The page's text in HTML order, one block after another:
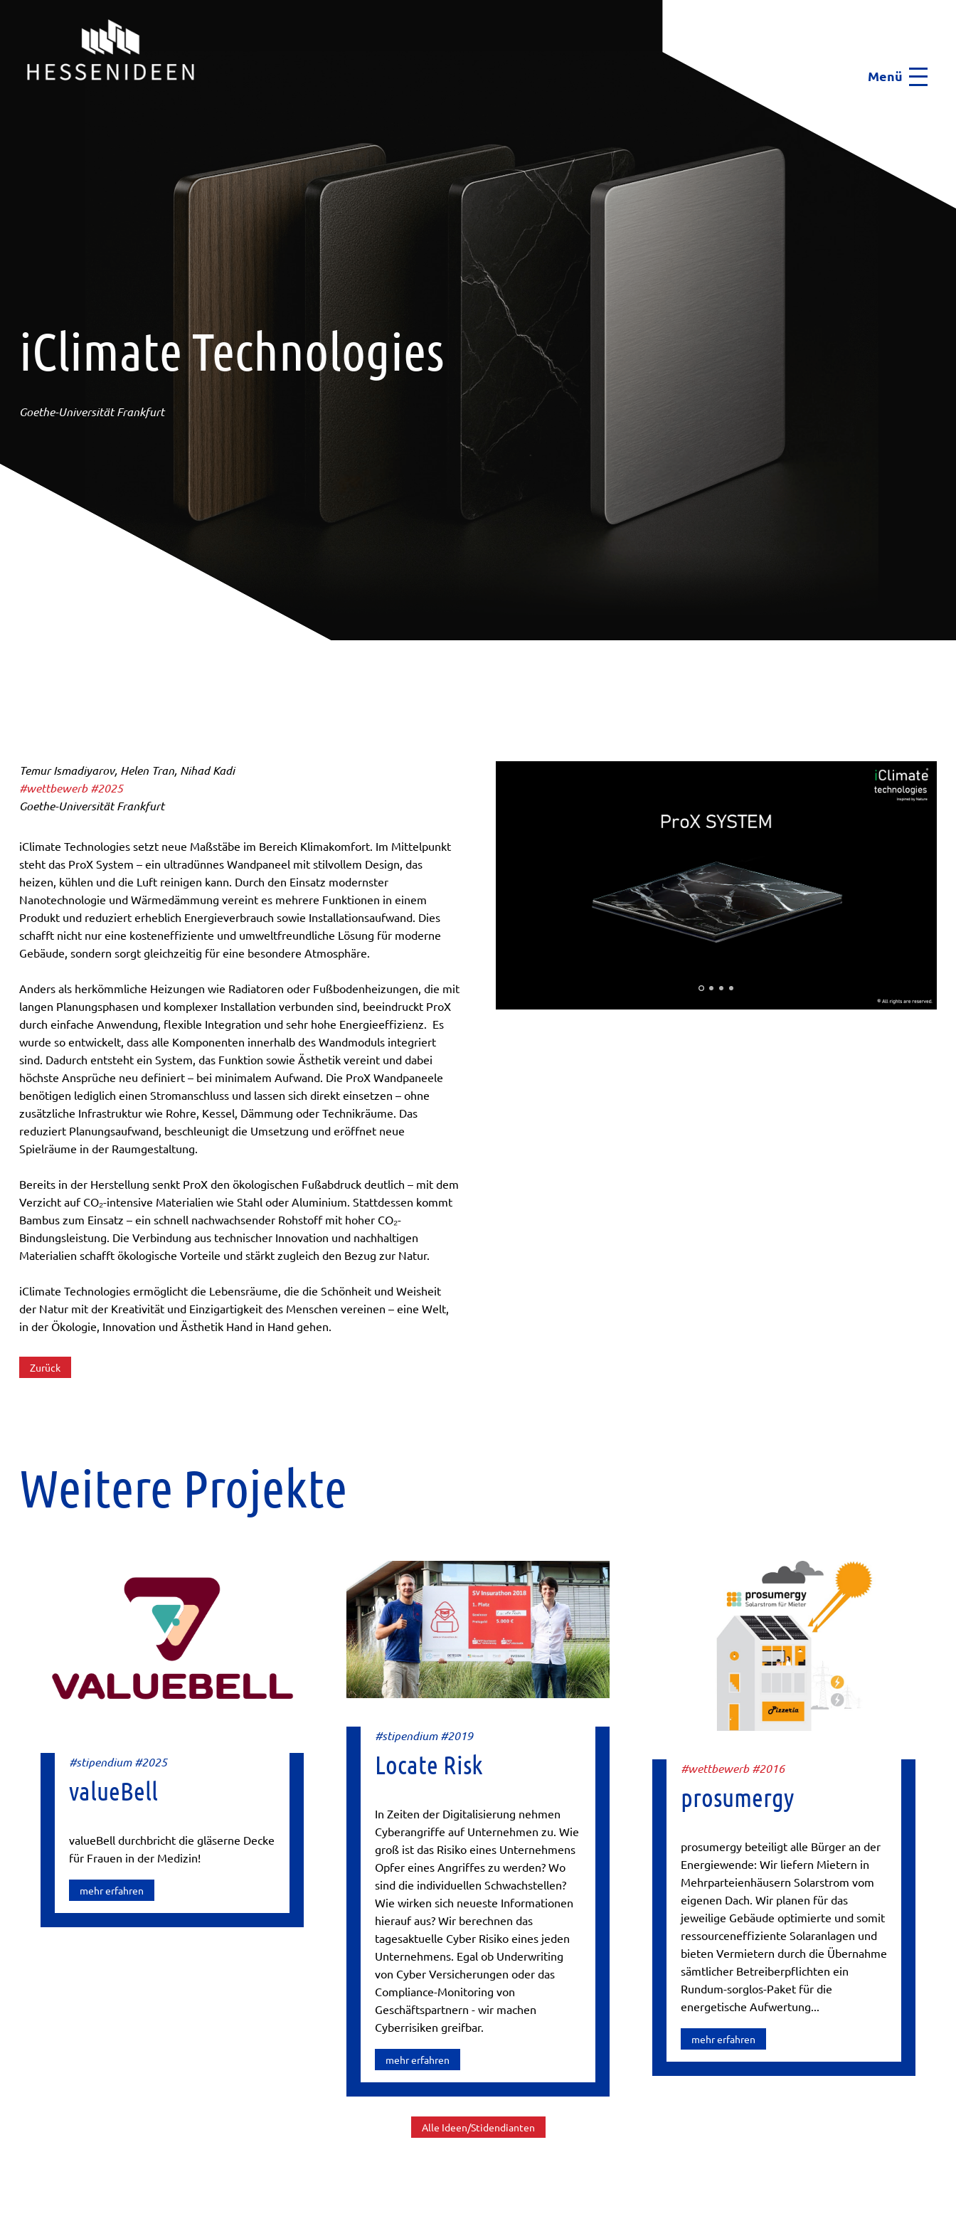
Menü Menu
iClimate Technologies
Goethe-Universität Frankfurt
Temur Ismadiyarov, Helen Tran, Nihad Kadi
#wettbewerb #2025
Goethe-Universität Frankfurt
iClimate Technologies setzt neue Maßstäbe im Bereich Klimakomfort. Im Mittelpunkt
steht das ProX System – ein ultradünnes Wandpaneel mit stilvollem Design, das
heizen, kühlen und die Luft reinigen kann. Durch den Einsatz modernster
Nanotechnologie und Wärmedämmung vereint es mehrere Funktionen in einem
Produkt und reduziert erheblich Energieverbrauch sowie Installationsaufwand. Dies
schafft nicht nur eine kosteneffiziente und umweltfreundliche Lösung für moderne
Gebäude, sondern sorgt gleichzeitig für eine besondere Atmosphäre.
Anders als herkömmliche Heizungen wie Radiatoren oder Fußbodenheizungen, die mit
langen Planungsphasen und komplexer Installation verbunden sind, beeindruckt ProX
durch einfache Anwendung, flexible Integration und sehr hohe Energieeffizienz. Es
wurde so entwickelt, dass alle Komponenten innerhalb des Wandmoduls integriert
sind. Dadurch entsteht ein System, das Funktion sowie Ästhetik vereint und dabei
höchste Ansprüche neu definiert – bei minimalem Aufwand. Die ProX Wandpaneele
benötigen lediglich einen Stromanschluss und lassen sich direkt einsetzen – ohne
zusätzliche Infrastruktur wie Rohre, Kessel, Dämmung oder Technikräume. Das
reduziert Planungsaufwand, beschleunigt die Umsetzung und eröffnet neue
Spielräume in der Raumgestaltung.
Bereits in der Herstellung senkt ProX den ökologischen Fußabdruck deutlich – mit dem
Verzicht auf CO₂-intensive Materialien wie Stahl oder Aluminium. Stattdessen kommt
Bambus zum Einsatz – ein schnell nachwachsender Rohstoff mit hoher CO₂-
Bindungsleistung. Die Verbindung aus technischer Innovation und nachhaltigen
Materialien schafft ökologische Vorteile und stärkt zugleich den Bezug zur Natur.
iClimate Technologies ermöglicht die Lebensräume, die die Schönheit und Weisheit
der Natur mit der Kreativität und Einzigartigkeit des Menschen vereinen – eine Welt,
in der Ökologie, Innovation und Ästhetik Hand in Hand gehen.
Zurück
Weitere Projekte
#stipendium #2025
valueBell
valueBell durchbricht die gläserne Decke
für Frauen in der Medizin!
mehr erfahren
#stipendium #2019
Locate Risk
In Zeiten der Digitalisierung nehmen
Cyberangriffe auf Unternehmen zu. Wie
groß ist das Risiko eines Unternehmens
Opfer eines Angriffes zu werden? Wo
sind die individuellen Schwachstellen?
Wie wirken sich neueste Informationen
hierauf aus? Wir berechnen das
tagesaktuelle Cyber Risiko eines jeden
Unternehmens. Egal ob Underwriting
von Cyber Versicherungen oder das
Compliance-Monitoring von
Geschäftspartnern - wir machen
Cyberrisiken greifbar.
mehr erfahren
#wettbewerb #2016
prosumergy
prosumergy beteiligt alle Bürger an der
Energiewende: Wir liefern Mietern in
Mehrparteienhäusern Solarstrom vom
eigenen Dach. Wir planen für das
jeweilige Gebäude optimierte und somit
ressourceneffiziente Solaranlagen und
bieten Vermietern durch die Übernahme
sämtlicher Betreiberpflichten ein
Rundum-sorglos-Paket für die
energetische Aufwertung...
mehr erfahren
Alle Ideen/Stidendianten